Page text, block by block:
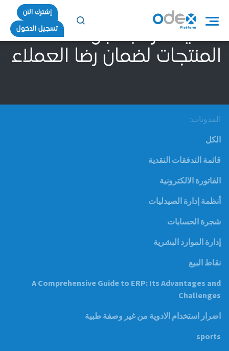
إشترك الأن
تسجيل الدخول
المنتجات لضمان رضا العملاء
المدونات:
الكل
قائمة التدفقات النقدية
الفاتورة الالكترونية
أنظمة إدارة الصيدليات
شجرة الحسابات
إدارة الموارد البشرية
نقاط البيع
A Comprehensive Guide to ERP: Its Advantages and
Challenges
اضرار استخدام الادوية من غير وصفة طبية
sports